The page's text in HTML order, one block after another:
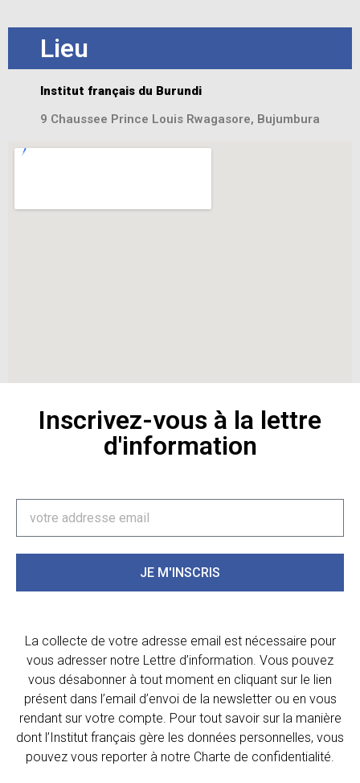
Lieu
Institut français du Burundi
9 Chaussee Prince Louis Rwagasore, Bujumbura
Inscrivez-vous à la lettre
d'information
JE M'INSCRIS
La collecte de votre adresse email est nécessaire pour
vous adresser notre Lettre d’information. Vous pouvez
vous désabonner à tout moment en cliquant sur le lien
présent dans l’email d’envoi de la newsletter ou en vous
rendant sur votre compte. Pour tout savoir sur la manière
dont l’Institut français gère les données personnelles, vous
pouvez vous reporter à notre Charte de confidentialité.